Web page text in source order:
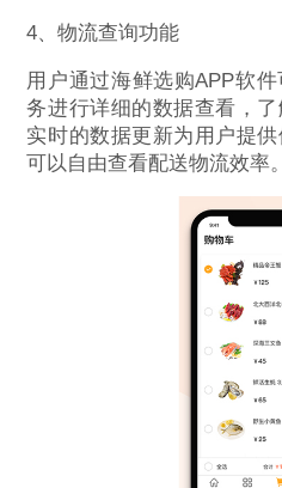
4、物流查询功能
用户通过海鲜选购APP软
务进行详细的数据查看，
实时的数据更新为用户提
可以自由查看配送物流效率。